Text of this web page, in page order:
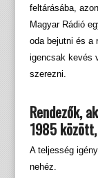
feltárásába,
Magyar Rádió
oda bejutni és a
igencsak kevés
szerezni.
Rendezők,
1985 között,
A teljesség
nehéz.